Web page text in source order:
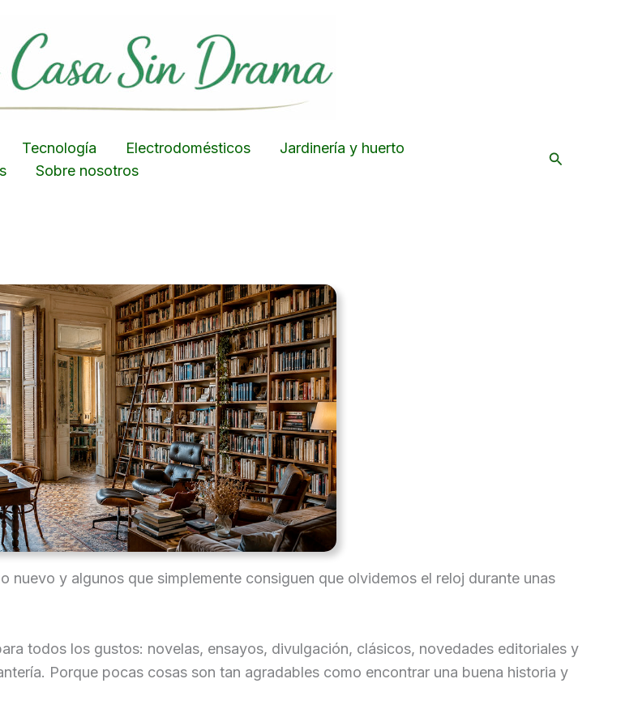
Tecnología Electrodomésticos
Jardinería y huerto
Sobre nosotros
Buscar
nuevo y algunos que simplemente consiguen que olvidemos el reloj durante unas
todos los gustos: novelas, ensayos, divulgación, clásicos, novedades editoriales y
Porque pocas cosas son tan agradables como encontrar una buena historia y